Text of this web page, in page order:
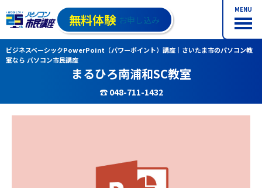
MENU
無料体験 お申し込み
ビジネスベーシックPowerPoint（パワーポイント）講座｜さいたま市のパソコン教
室なら パソコン市民講座
まるひろ南浦和SC教室
☎ 048-711-1432